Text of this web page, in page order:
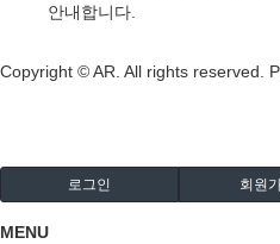
안내합니다.
Copyright © AR. All rights reserved.
로그인 회원
MENU